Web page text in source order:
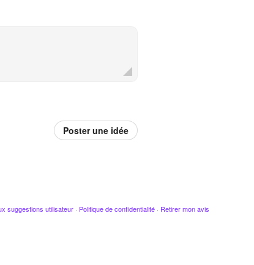
Poster une idée
suggestions utilisateur · Politique de confidentialité · Retirer mon avis